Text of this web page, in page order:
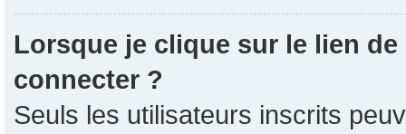
Lorsque je clique sur le lien de
connecter ?
Seuls les utilisateurs inscrits